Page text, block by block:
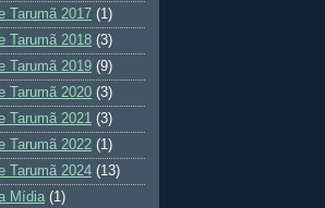
Tarumã 2017 (1)
Tarumã 2018 (3)
Tarumã 2019 (9)
Tarumã 2020 (3)
Tarumã 2021 (3)
Tarumã 2022 (1)
Tarumã 2024 (13)
Mídia (1)